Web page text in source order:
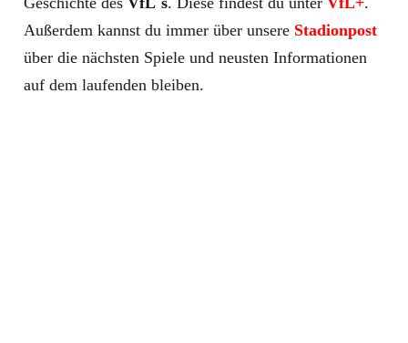
Außerdem kannst du immer über unsere Stadionpost
über die nächsten Spiele und neusten Informationen
auf dem laufenden bleiben.